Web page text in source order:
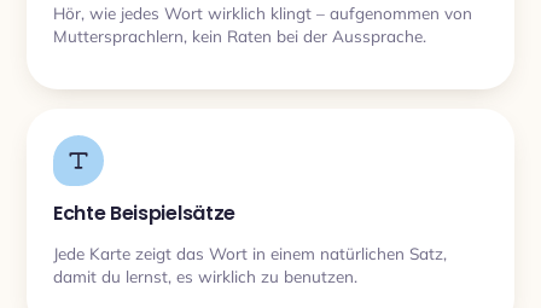
Hör, wie jedes Wort wirklich klingt – aufgenommen von
Muttersprachlern, kein Raten bei der Aussprache.
Echte Beispielsätze
Jede Karte zeigt das Wort in einem natürlichen Satz,
damit du lernst, es wirklich zu benutzen.